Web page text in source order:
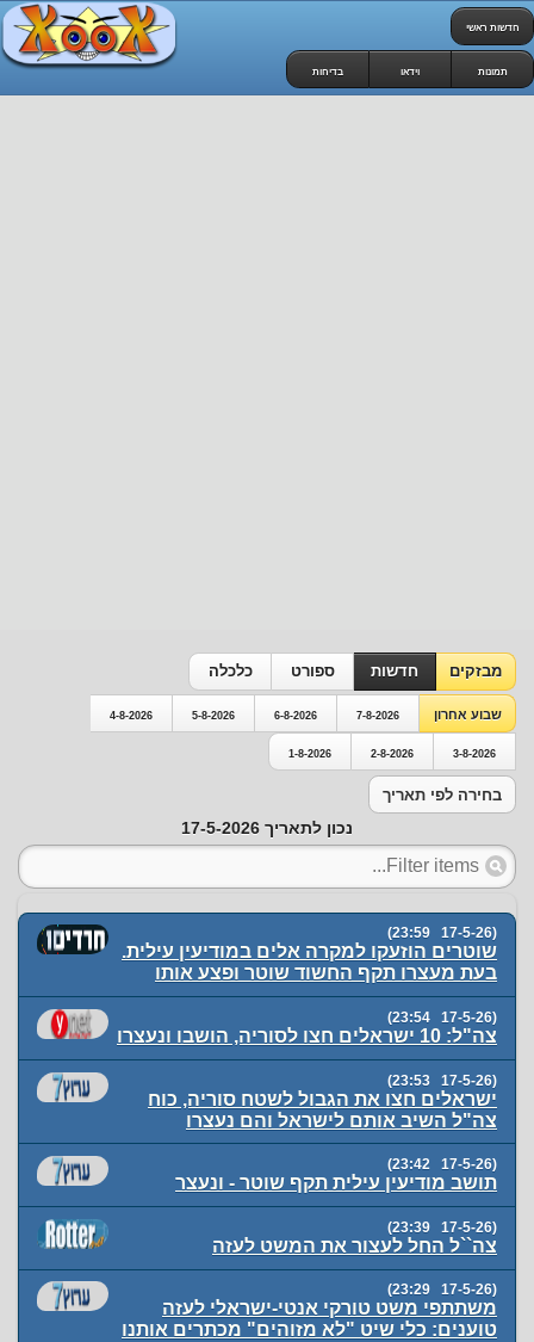
חדשות ראשי
תמונות וידאו בדיחות
מבזקים חדשות ספורט כלכלה
שבוע אחרון 7-8-2026
6-8-2026
5-8-2026
4-8-2026
3-8-2026
2-8-2026
1-8-2026
בחירה לפי תאריך
נכון לתאריך 17-5-2026
(17-5-26 23:59)
שוטרים הוזעקו למקרה אלים במודיעין עילית.
בעת מעצרו תקף החשוד שוטר ופצע אותו
(17-5-26 23:54)
צה"ל: 10 ישראלים חצו לסוריה, הושבו ונעצרו
(17-5-26 23:53)
ישראלים חצו את הגבול לשטח סוריה, כוח
צה"ל השיב אותם לישראל והם נעצרו
(17-5-26 23:42)
תושב מודיעין עילית תקף שוטר - ונעצר
(17-5-26 23:39)
צה``ל החל לעצור את המשט לעזה
(17-5-26 23:29)
משתתפי משט טורקי אנטי-ישראלי לעזה
טוענים: כלי שיט "לא מזוהים" מכתרים אותנו